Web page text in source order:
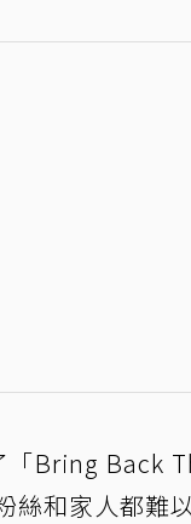
Bring Back
絲和家人都難